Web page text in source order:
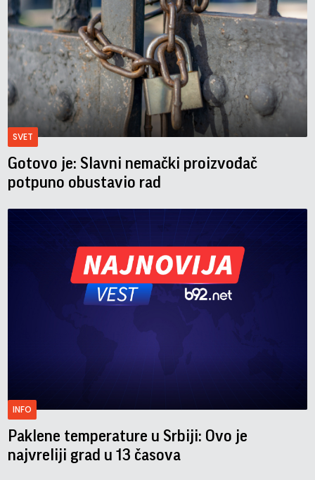
SVET
Gotovo je: Slavni nemački proizvođač
potpuno obustavio rad
INFO
Paklene temperature u Srbiji: Ovo je
najvreliji grad u 13 časova